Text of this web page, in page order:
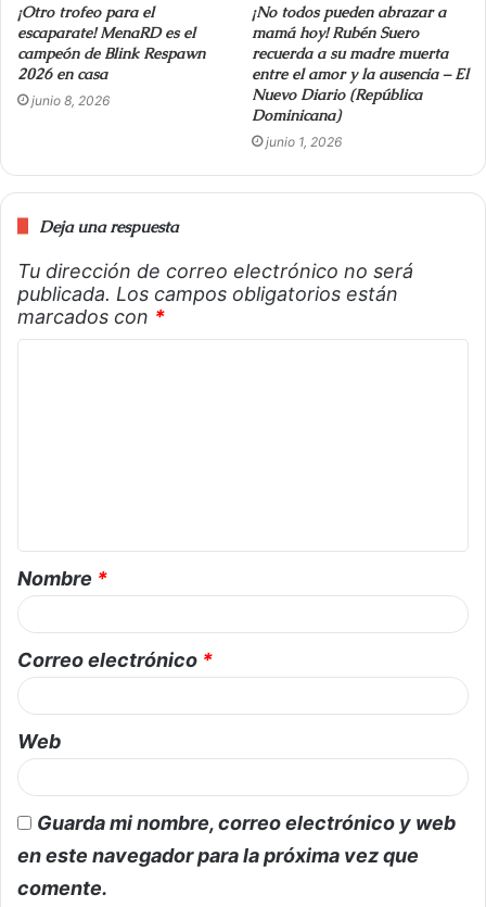
¡Otro trofeo para el
escaparate! MenaRD es el
campeón de Blink Respawn
2026 en casa
junio 8, 2026
¡No todos pueden abrazar a
mamá hoy! Rubén Suero
recuerda a su madre muerta
entre el amor y la ausencia – El
Nuevo Diario (República
Dominicana)
junio 1, 2026
Deja una respuesta
Tu dirección de correo electrónico no será
publicada. Los campos obligatorios están
marcados con *
Nombre *
Correo electrónico *
Web
Guarda mi nombre, correo electrónico y web
en este navegador para la próxima vez que
comente.